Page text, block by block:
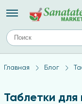
лица
Главная Блог
Таблетки